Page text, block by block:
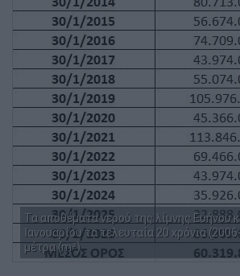
Τα αποθέματα νερού της λίμνης Ευήνου
Ιανουαρίου τα τελευταία 20 χρόνια
μέτρα (m³)